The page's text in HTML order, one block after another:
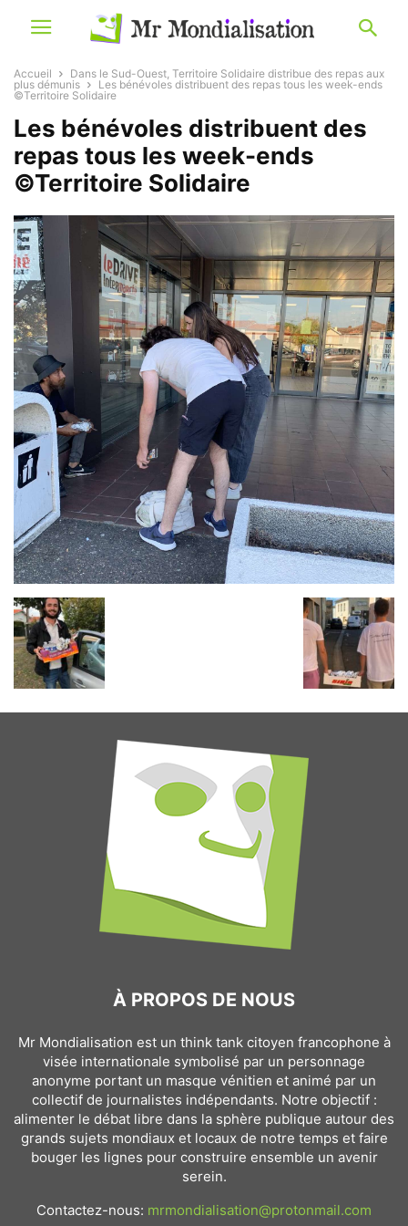
Accueil
Dans le Sud-Ouest, Territoire Solidaire distribue des repas aux
plus démunis
Les bénévoles distribuent des repas tous les week-ends
©Territoire Solidaire
Les bénévoles distribuent des
repas tous les week-ends
©Territoire Solidaire
À PROPOS DE NOUS
Mr Mondialisation est un think tank citoyen francophone à
visée internationale symbolisé par un personnage
anonyme portant un masque vénitien et animé par un
collectif de journalistes indépendants. Notre objectif :
alimenter le débat libre dans la sphère publique autour des
grands sujets mondiaux et locaux de notre temps et faire
bouger les lignes pour construire ensemble un avenir
serein.
Contactez-nous: mrmondialisation@protonmail.com